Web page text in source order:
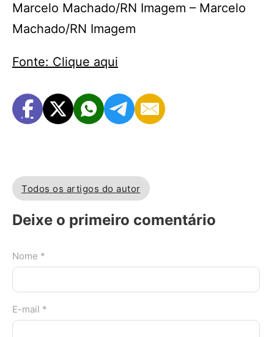
Marcelo Machado/RN Imagem – Marcelo
Machado/RN Imagem
Fonte: Clique aqui
Todos os artigos do autor
Deixe o primeiro comentário
Nome *
E-mail *